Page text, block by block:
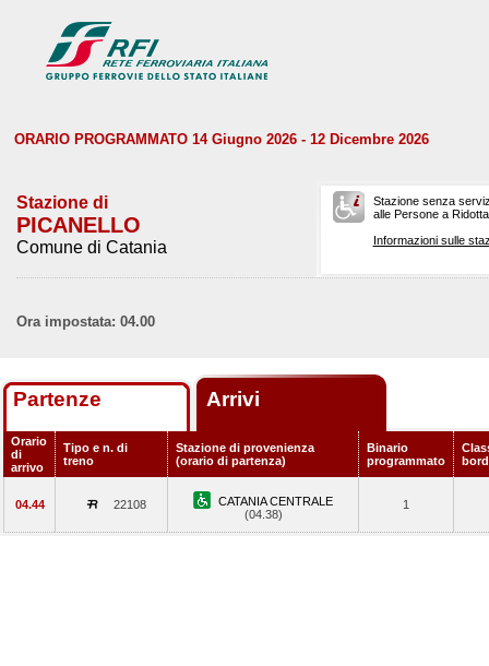
ORARIO PROGRAMMATO 14 Giugno 2026 - 12 Dicembre 2026
Stazione di
PICANELLO
Comune di Catania
Stazione senza
alle Persone a
Informazioni sulle
Ora impostata: 04.00
Partenze Arrivi
Orario
di
arrivo
Tipo e n. di
treno
Stazione di provenienza
(orario di partenza)
Binario
programmato
04.44 22108
CATANIA CENTRALE
(04.38)
1